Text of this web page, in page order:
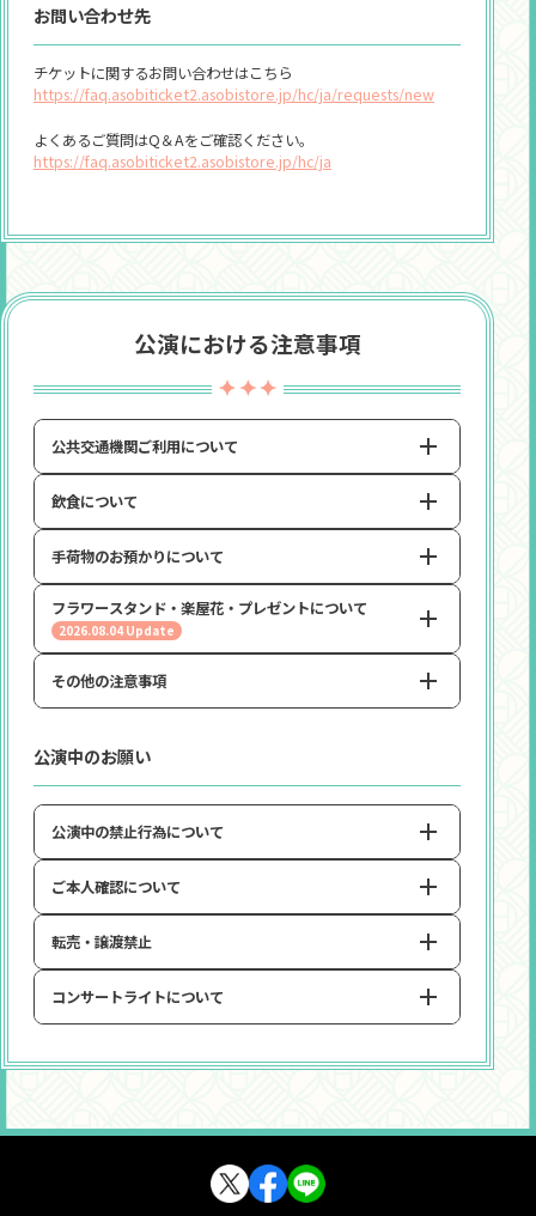
お問い合わせ先
チケットに関するお問い合わせはこちら
https://faq.asobiticket2.asobistore.jp/hc/ja/requests/new
よくあるご質問はQ＆Aをご確認ください。
https://faq.asobiticket2.asobistore.jp/hc/ja
公演における注意事項
公共交通機関ご利用について
会場および周辺の駐車場には限りがあり、一般の方もご利
用になります。
また、イベント当日は日程により、近隣の行楽地含め会場
周辺道路の大変な混雑が予想されます。
十分な余裕を持った上でお越しくださいますようお願いい
たします。
飲食について
・会場内でのお食事はお控えください。
・場内にお持ち込み可能なお飲み物はペットボトルなど、フ
タ付きのものに限ります。
・なお、会場内で入場後にご購入いただいたドリンクはそ
・本イベントへのアルコール類のお持ち込み、及び酒気を
場をお断りさせていただきます。
・未成年の飲酒は法律で禁止されています。
手荷物のお預かりについて
クロークはございません。お荷物のお預かりもいたしかね
ますので、大きいお荷物を持ち込まれないよう、ご協力を
お願いいたします。
フラワースタンド・楽屋花・プレゼントについて
2026.08.04 Update
プロデューサーの皆様におかれましては、毎回心のこもっ
たフラワースタンド・楽屋花・プレゼントをお贈りいただ
本公演では、プレゼント（メッセージ類のみ）の受付をい
たします。
なお、楽屋花・フラワースタンドのお預かりにつきまして
はお断りさせていただきます。
また、本公演の会場での受付のみならず本公演に関するメ
ッセージ・プレゼント・フラワースタンド・楽屋花等の
出演者等関係各所への直接のご送付はお控えくださいます
ようお願いいたします。
プレゼントについて
プレゼントにつきましては、会場の「メッセージBOX」ま
本公演では、メッセージ類（手紙・色紙・寄せ書きなど）
のみお受け取りをいたします。
公演当日に「メッセージBOX」まで直接お持込みくださ
その他の注意事項
たします。また、弊社ホームページや各種メディアにて当
イベントの写真紹介や、映像化の可能性がございます。
ご来場のお客様の様子が各種メディア媒体・写真・映像
に掲載される場合がございます。
・会場内外でのお客様に起因するトラブル・事故・盗難な
どについて主催者・出演者・会場は一切責任を負いませ
公演中のお願い
公演中の禁止行為について
以下に記載する行為が確認された場合、係員がお声掛けを
させていただくことや、退場処分とさせていただくことが
ございます。なお、公演中の携帯電話・スマートフォンの使
用は、周りのお客様のご迷惑となります。公演中は必ず携帯
・お客様同士の席の交換など、指定された席以外での観覧行
・ご自分の席から離れての、またははみ出しての応援行為
・ダイブ、モッシュなど通路をふさぐ・前に押し寄せる・
ステージに駆け寄るなどの行為
ご本人確認について
本イベントではASOBI TICKETに登録された顔写真を用い
て、入場時に本人確認を行います。
※顔写真登録は「ASOBI TICKETマイページ＞認証用追加情報 」また
身分証明書による本人様確認を行う可能性がございます。写
※写真付き身分証をお持ちでない方は2種類以上の公的身分証明書をご
転売・譲渡禁止
・友人・家族を含む第三者に販売ないし譲渡する事はでき
ません。お申し込みの際は、必ず、来場されるご本人様
・正規の購入方法以外で入手されたチケットに関するトラ
・証明書との内容に相違がある場合、確認のためしばらく
・受付期間終了後のお名前の変更はできません。
・公演日当日はチケット券面に記載の内容にて、本人確認を
コンサートライトについて
過去のイベントで、お客様のものとみられるコンサートラ
全てのお客様にライブを快適にお楽しみいただくために、
ご理解、ご協力をお願いいたします。